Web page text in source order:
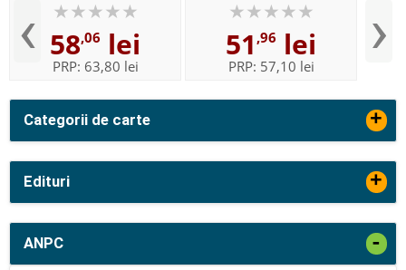
Categorii de carte +
Edituri +
ANPC -
‹ 58,06 lei
PRP: 63,80 lei
51 ,96 lei
PRP: 57,10 lei ›